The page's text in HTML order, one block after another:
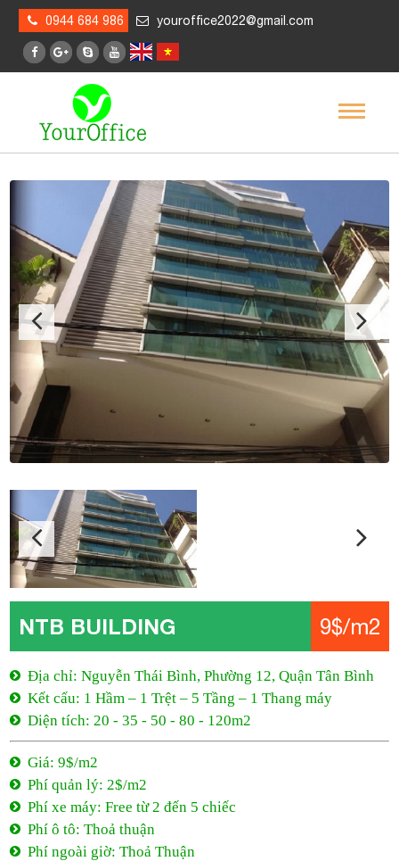
0944 684 986 youroffice2022@gmail.com
NTB BUILDING 9$/m2
Địa chỉ: Nguyễn Thái Bình, Phường 12, Quận Tân Bình
Kết cấu: 1 Hầm – 1 Trệt – 5 Tầng – 1 Thang máy
Diện tích: 20 - 35 - 50 - 80 - 120m2
Giá: 9$/m2
Phí quản lý: 2$/m2
Phí xe máy: Free từ 2 đến 5 chiếc
Phí ô tô: Thoả thuận
Phí ngoài giờ: Thoả Thuận